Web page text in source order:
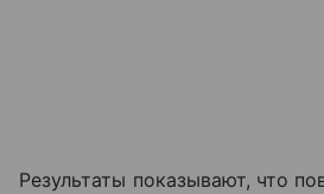
Результаты показывают, что